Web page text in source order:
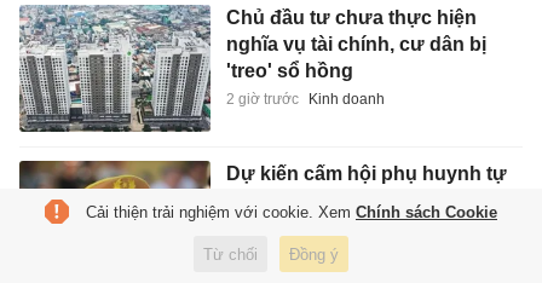
Chủ đầu tư chưa thực hiện
nghĩa vụ tài chính, cư dân bị
'treo' sổ hồng
2 giờ trước Kinh doanh
Dự kiến cấm hội phụ huynh tự
đặt ra các khoản thu
Cải thiện trải nghiệm với cookie. Xem Chính sách Cookie
Từ chối Đồng ý